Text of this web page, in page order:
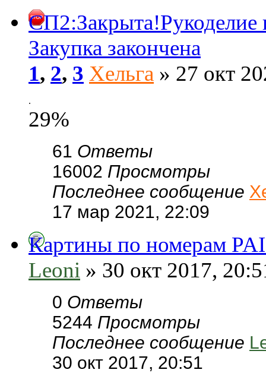
Закупка закончена
1, 2, 3 Хельга » 27 окт
.
29%
61 Ответы
16002 Просмотры
Последнее сообщение
17 мар 2021, 22:09
Картины по номерам
Leoni » 30 окт 2017,
0 Ответы
5244 Просмотры
Последнее сообщение
30 окт 2017, 20:51